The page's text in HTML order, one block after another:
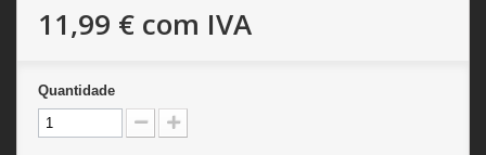
11,99 € com IVA
Quantidade